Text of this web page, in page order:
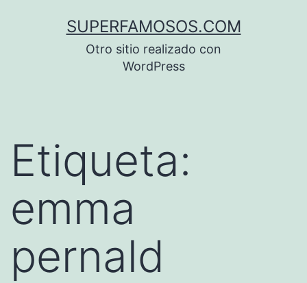
SUPERFAMOSOS.COM
Otro sitio realizado con
WordPress
Etiqueta:
emma
pernald